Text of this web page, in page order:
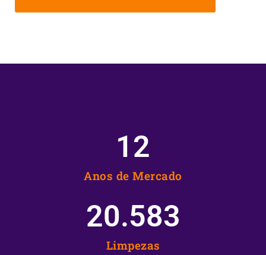
Anos de Mercado
12
Limpezas
20.583